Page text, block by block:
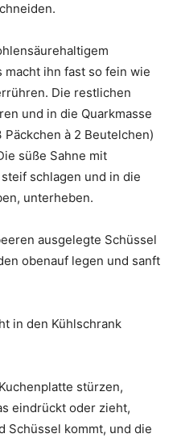
ihn fast so fein wie
Die restlichen
und in die Quarkmasse
à 2 Beutelchen)
süße Sahne mit
schlagen und in die
unterheben.
ausgelegte Schüssel
obenauf legen und sanft
in den Kühlschrank
stürzen,
eindrückt oder zieht,
Schüssel kommt, und die